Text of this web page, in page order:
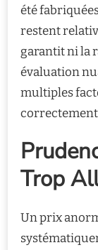
été
restent
garantit ni la
évaluation
multiples
Trop
Un prix